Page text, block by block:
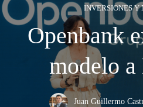
INVERSIONES Y
Openbank
modelo
Juan Guillermo